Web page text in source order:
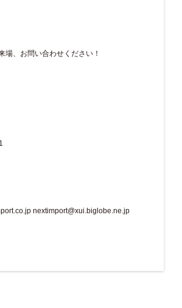
場、お問い合わせください！
nextimport@xui.biglobe.ne.jp